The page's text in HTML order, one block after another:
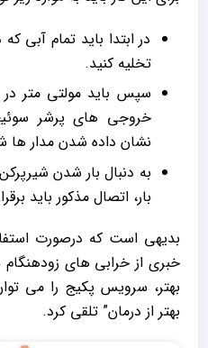
در ابتدا باید تمام آبی
تخلیه کنید.
سپس باید مولتی متر
خروجی های پرشر
نشان داده شدن مدار ها
بار، اتصال مذکور باید
بدیهی است که درصورت
خبری از خرابی های زودهنگام
بهتر، سرویس پکیج را می
بهتر از درمان” تلقی کرد.